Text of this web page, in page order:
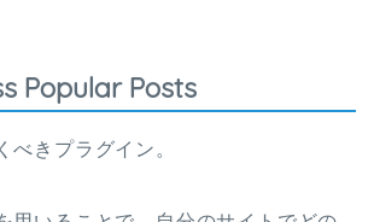
Popular Posts
べきプラグイン。